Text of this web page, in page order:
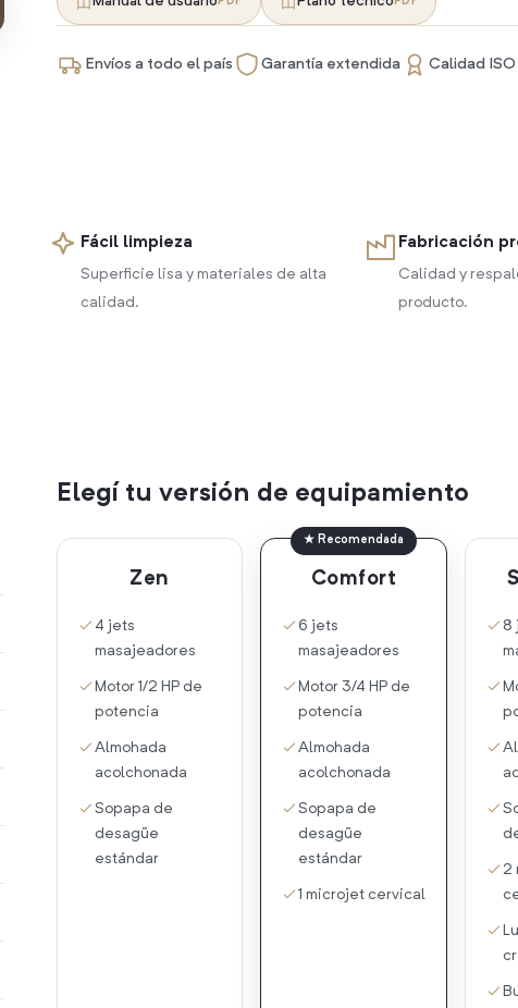
Envíos a todo el país Garantía extendida Calidad
Fácil limpieza
Superficie lisa y materiales de alta
calidad.
Fabricación
Calidad y
producto.
Elegí tu versión de equipamiento
Zen
4 jets
masajeadores
Motor 1/2 HP de
potencia
Almohada
acolchonada
Sopapa de
desagüe
estándar
★ Recomendada
Comfort
6 jets
masajeadores
Motor 3/4 HP de
potencia
Almohada
acolchonada
Sopapa de
desagüe
estándar
1 microjet cervical
8
2